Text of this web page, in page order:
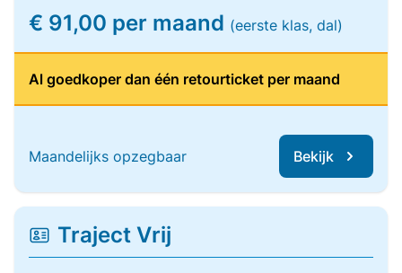
€ 91,00 per maand (eerste klas, dal)
Al goedkoper dan één retourticket per maand
Maandelijks opzegbaar Bekijk
Traject Vrij